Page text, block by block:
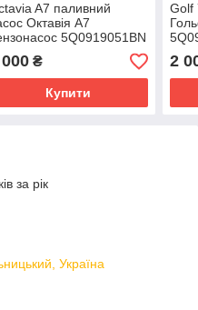
A7 паливний
Октавія А7
5Q0919051BN
₴
Купити
Golf
2
за рік
Україна